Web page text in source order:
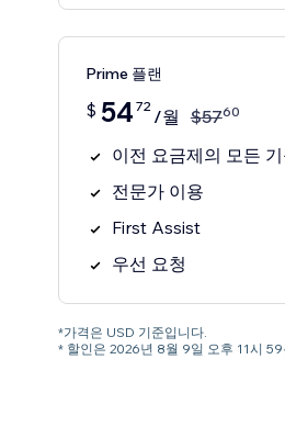
Prime 플랜
$ 54 72 /월 $5760
이전 요금제의 모든
전문가 이용
First Assist
우선 요청
*가격은 USD 기준입니다.
* 할인은 2026년 8월 9일 오후 11시